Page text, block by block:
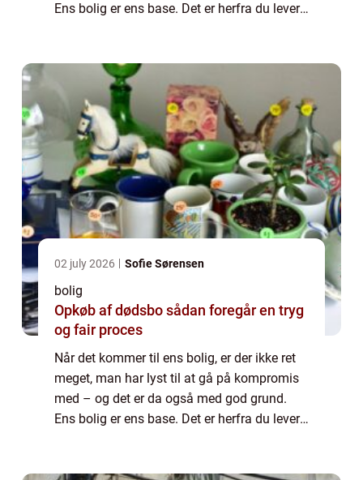
Ens bolig er ens base. Det er herfra du lever
02 july 2026 Sofie Sørensen
bolig
Opkøb af dødsbo sådan foregår en tryg
og fair proces
Når det kommer til ens bolig, er der ikke ret
meget, man har lyst til at gå på kompromis
med – og det er da også med god grund.
Ens bolig er ens base. Det er herfra du lever